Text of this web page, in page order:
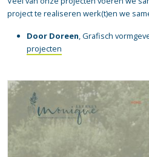
project te realiseren werk(t)en we
Door Doreen, Grafisch
projecten